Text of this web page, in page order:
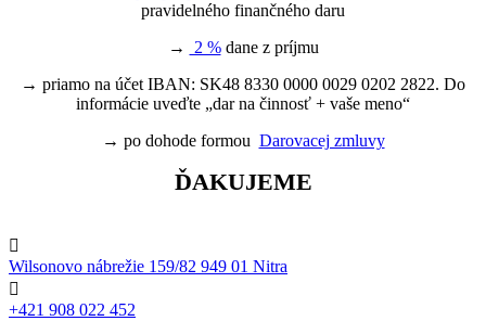
pravidelného finančného daru
→
2 %dane z príjmu
→ priamo na účet IBAN: SK48 8330 0000 0029 0202 2822. Do
informácie uveďte „dar na činnosť + vaše meno“
→ po dohode formou Darovacej zmluvy
ĎAKUJEME

Wilsonovo nábrežie 159/82 949 01 Nitra

+421 908 022 452